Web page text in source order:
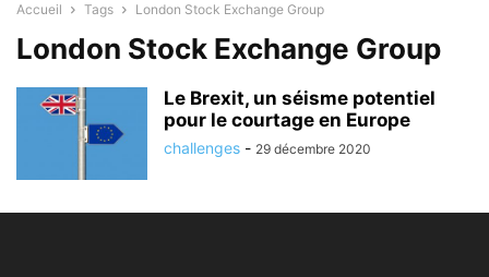
Accueil Tags London Stock Exchange Group
London Stock Exchange Group
Le Brexit, un séisme potentiel
pour le courtage en Europe
challenges - 29 décembre 2020